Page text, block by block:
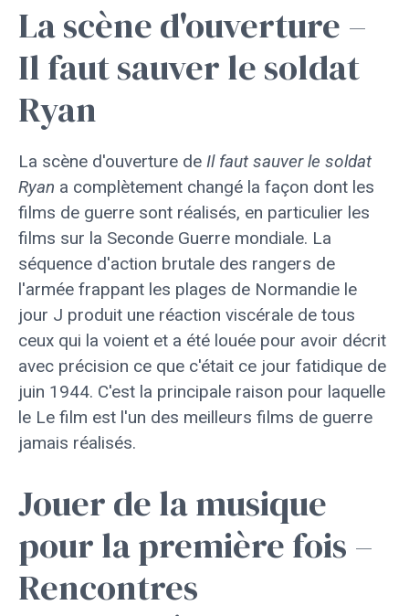
La scène d'ouverture –
Il faut sauver le soldat
Ryan
La scène d'ouverture de Il faut sauver le soldat
Ryan a complètement changé la façon dont les
films de guerre sont réalisés, en particulier les
films sur la Seconde Guerre mondiale. La
séquence d'action brutale des rangers de
l'armée frappant les plages de Normandie le
jour J produit une réaction viscérale de tous
ceux qui la voient et a été louée pour avoir décrit
avec précision ce que c'était ce jour fatidique de
juin 1944. C'est la principale raison pour laquelle
le Le film est l'un des meilleurs films de guerre
jamais réalisés.
Jouer de la musique
pour la première fois –
Rencontres